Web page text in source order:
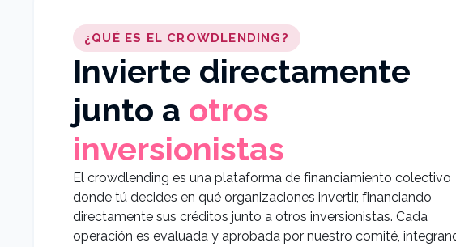
¿QUÉ ES EL CROWDLENDING?
Invierte directamente
junto a otros
inversionistas
El crowdlending es una plataforma de financiamiento colectivo
donde tú decides en qué organizaciones invertir, financiando
directamente sus créditos junto a otros inversionistas. Cada
operación es evaluada y aprobada por nuestro comité,